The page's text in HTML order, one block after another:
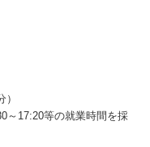
17:20等の就業時間を採